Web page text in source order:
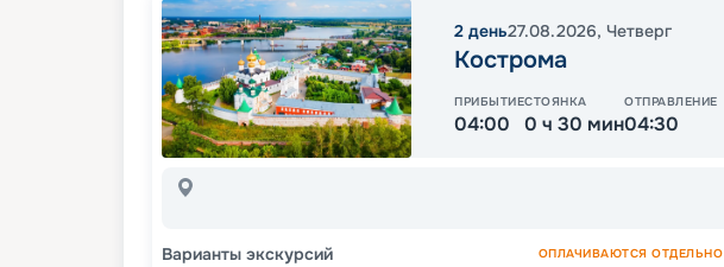
2 день27.08.2026, Четверг
Кострома
ПРИБЫТИЕ
04:00
СТОЯНКА
0 ч 30 мин
ОТПРАВЛЕНИЕ
04:30
Варианты экскурсий ОПЛАЧИВАЮТСЯ ОТДЕЛЬНО